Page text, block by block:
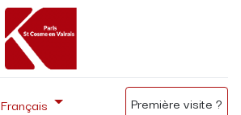
Français Première visite ?